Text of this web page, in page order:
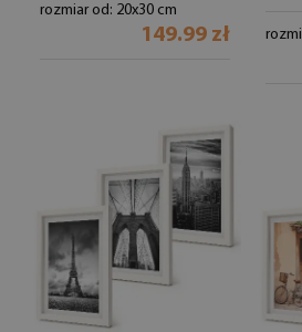
rozmiar od: 20x30 cm
149.99 zł